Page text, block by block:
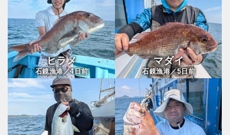
ヒラメ
石鏡漁港／4日前
マダイ
石鏡漁港／5日前